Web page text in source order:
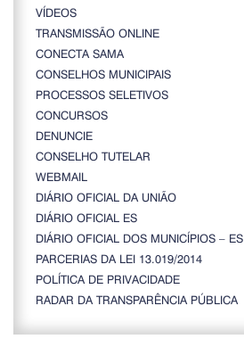
VÍDEOS
TRANSMISSÃO ONLINE
CONECTA SAMA
CONSELHOS MUNICIPAIS
PROCESSOS SELETIVOS
CONCURSOS
DENUNCIE
CONSELHO TUTELAR
WEBMAIL
DIÁRIO OFICIAL DA UNIÃO
DIÁRIO OFICIAL ES
DIÁRIO OFICIAL DOS MUNICÍPIOS – ES
PARCERIAS DA LEI 13.019/2014
POLÍTICA DE PRIVACIDADE
RADAR DA TRANSPARÊNCIA PÚBLICA